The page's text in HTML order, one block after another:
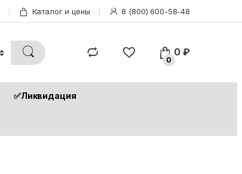
Каталог и цены 8 (800) 600-58-48
0
0₽
✅Ликвидация